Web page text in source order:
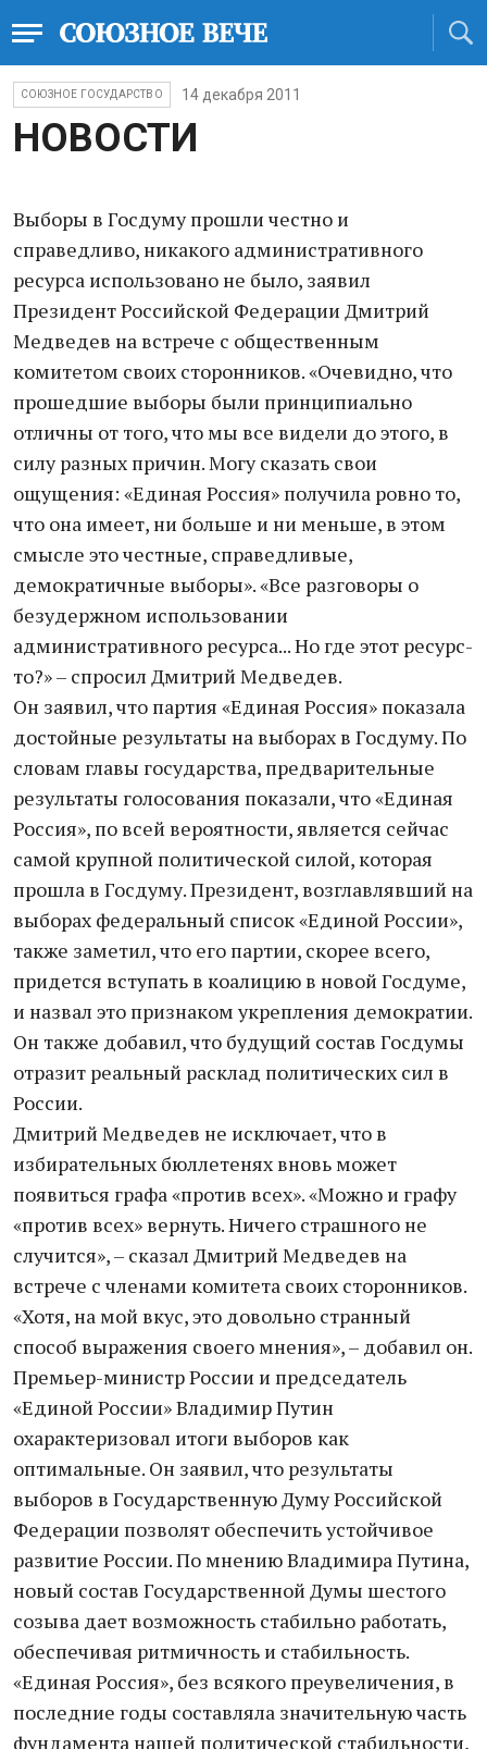
СОЮЗНОЕ ГОСУДАРСТВО 14 декабря 2011
НОВОСТИ
Выборы в Госдуму прошли честно и
справедливо, никакого административного
ресурса использовано не было, заявил
Президент Российской Федерации Дмитрий
Медведев на встрече с общественным
комитетом своих сторонников. «Очевидно, что
прошедшие выборы были принципиально
отличны от того, что мы все видели до этого, в
силу разных причин. Могу сказать свои
ощущения: «Единая Россия» получила ровно то,
что она имеет, ни больше и ни меньше, в этом
смысле это честные, справедливые,
демократичные выборы». «Все разговоры о
безудержном использовании
административного ресурса... Но где этот ресурс-
то?» – спросил Дмитрий Медведев.
Он заявил, что партия «Единая Россия» показала
достойные результаты на выборах в Госдуму. По
словам главы государства, предварительные
результаты голосования показали, что «Единая
Россия», по всей вероятности, является сейчас
самой крупной политической силой, которая
прошла в Госдуму. Президент, возглавлявший на
выборах федеральный список «Единой России»,
также заметил, что его партии, скорее всего,
придется вступать в коалицию в новой Госдуме,
и назвал это признаком укрепления демократии.
Он также добавил, что будущий состав Госдумы
отразит реальный расклад политических сил в
России.
Дмитрий Медведев не исключает, что в
избирательных бюллетенях вновь может
появиться графа «против всех». «Можно и графу
«против всех» вернуть. Ничего страшного не
случится», – сказал Дмитрий Медведев на
встрече с членами комитета своих сторонников.
«Хотя, на мой вкус, это довольно странный
способ выражения своего мнения», – добавил он.
Премьер-министр России и председатель
«Единой России» Владимир Путин
охарактеризовал итоги выборов как
оптимальные. Он заявил, что результаты
выборов в Государственную Думу Российской
Федерации позволят обеспечить устойчивое
развитие России. По мнению Владимира Путина,
новый состав Государственной Думы шестого
созыва дает возможность стабильно работать,
обеспечивая ритмичность и стабильность.
«Единая Россия», без всякого преувеличения, в
последние годы составляла значительную часть
фундамента нашей политической стабильности,